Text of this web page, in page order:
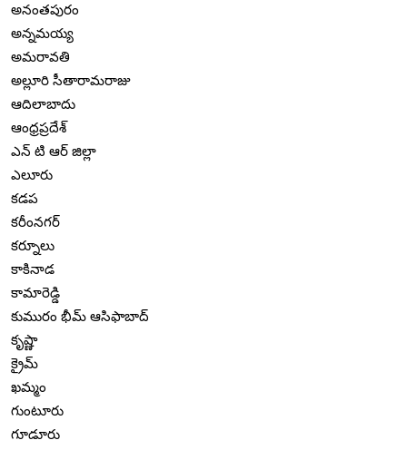
అనంతపురం
అన్నమయ్య
అమరావతి
అల్లూరి సీతారామరాజు
ఆదిలాబాదు
ఆంధ్రప్రదేశ్
ఎన్ టి ఆర్ జిల్లా
ఎలూరు
కడప
కరీంనగర్
కర్నూలు
కాకినాడ
కామారెడ్డి
కుమురం భీమ్ ఆసిఫాబాద్
కృష్ణా
క్రైమ్
ఖమ్మం
గుంటూరు
గూడూరు